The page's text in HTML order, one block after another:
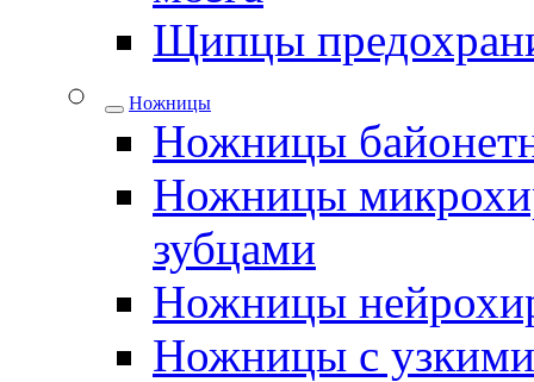
Щипцы
Ножницы
Ножницы
Ножницы
зубцами
Ножницы
Ножницы с узкими